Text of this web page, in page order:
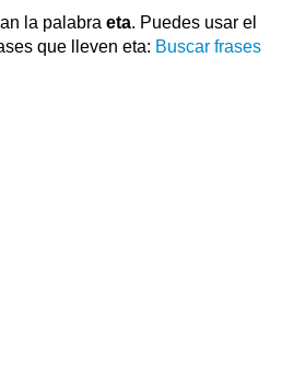
la palabra eta. Puedes usar el
que lleven eta: Buscar frases